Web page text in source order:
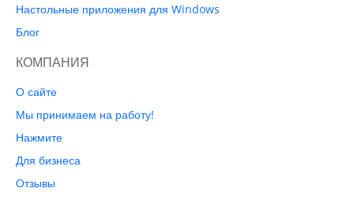
Настольные приложения для Windows
Блог
КОМПАНИЯ
О сайте
Мы принимаем на работу!
Нажмите
Для бизнеса
Отзывы